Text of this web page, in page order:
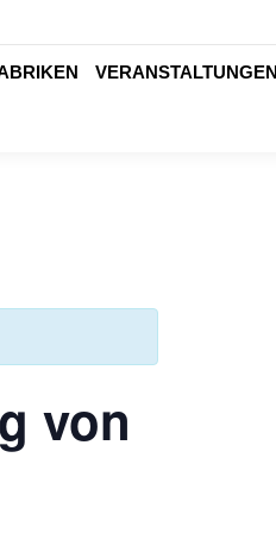
VERANSTALTUNGEN
von